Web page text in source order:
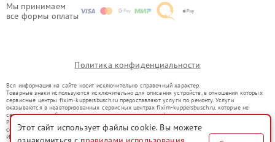
Мы принимаем
все формы оплаты
Политика конфиденциальности
Вся информация на сайте носит исключительно справочный характер.
Товарные знаки используются исключительно для описания устройств, в отношении которых
сервисные центры fixim-kuppersbusch.ru предоставляют услуги по ремонту. Услуги
оказываются в неавторизованных сервисных центрах fixim-kuppersbusch.ru, которые не
связаны с правообладателями товарных знаков или их официальными представителями.
Ремонт осуществляется для устройств, уже введенных в гражданский оборот в соответствии
со статьей 1487 ГК РФ.
Использование товарных знаков не преследует цели индивидуализации услуг или введения
Этот сайт использует файлы cookie. Вы можете